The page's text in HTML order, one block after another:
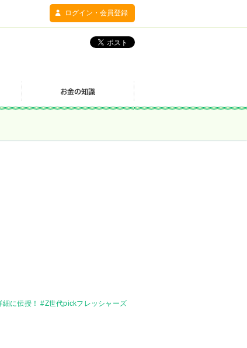
ログイン・会員登録
に伝授！ #Z世代pickフレッシャーズ